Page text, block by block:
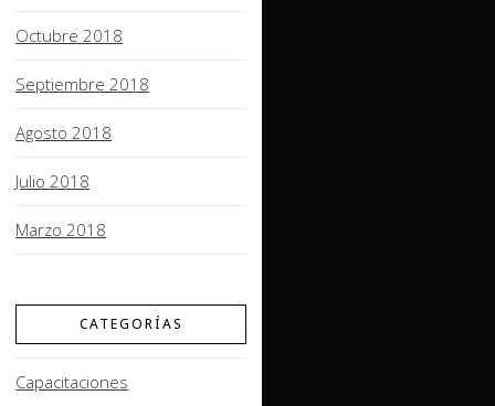
Octubre 2018
Septiembre 2018
Agosto 2018
Julio 2018
Marzo 2018
CATEGORÍAS
Capacitaciones